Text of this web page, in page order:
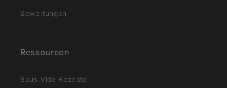
Bewertungen
Ressourcen
Sous Vide-Rezepte